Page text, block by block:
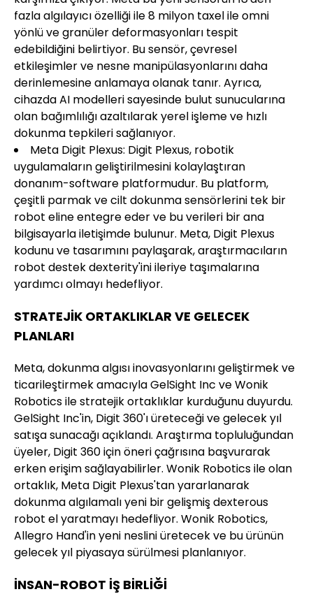
fazla algılayıcı özelliği ile 8 milyon taxel ile omni
yönlü ve granüler deformasyonları tespit
edebildiğini belirtiyor. Bu sensör, çevresel
etkileşimler ve nesne manipülasyonlarını daha
derinlemesine anlamaya olanak tanır. Ayrıca,
cihazda AI modelleri sayesinde bulut sunucularına
olan bağımlılığı azaltılarak yerel işleme ve hızlı
dokunma tepkileri sağlanıyor.
Meta Digit Plexus: Digit Plexus, robotik
uygulamaların geliştirilmesini kolaylaştıran
donanım-software platformudur. Bu platform,
çeşitli parmak ve cilt dokunma sensörlerini tek bir
robot eline entegre eder ve bu verileri bir ana
bilgisayarla iletişimde bulunur. Meta, Digit Plexus
kodunu ve tasarımını paylaşarak, araştırmacıların
robot destek dexterity'ini ileriye taşımalarına
yardımcı olmayı hedefliyor.
STRATEJİK ORTAKLIKLAR VE GELECEK
PLANLARI
Meta, dokunma algısı inovasyonlarını geliştirmek ve
ticarileştirmek amacıyla GelSight Inc ve Wonik
Robotics ile stratejik ortaklıklar kurduğunu duyurdu.
GelSight Inc'in, Digit 360'ı üreteceği ve gelecek yıl
satışa sunacağı açıklandı. Araştırma topluluğundan
üyeler, Digit 360 için öneri çağrısına başvurarak
erken erişim sağlayabilirler. Wonik Robotics ile olan
ortaklık, Meta Digit Plexus'tan yararlanarak
dokunma algılamalı yeni bir gelişmiş dexterous
robot el yaratmayı hedefliyor. Wonik Robotics,
Allegro Hand'in yeni neslini üretecek ve bu ürünün
gelecek yıl piyasaya sürülmesi planlanıyor.
İNSAN-ROBOT İŞ BİRLİĞİ